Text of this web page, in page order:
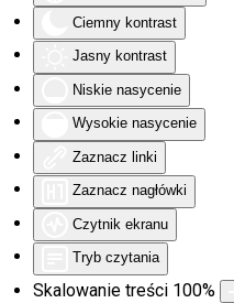
Ciemny kontrast
Jasny kontrast
Niskie nasycenie
Wysokie nasycenie
Zaznacz linki
Zaznacz nagłówki
Czytnik ekranu
Tryb czytania
Skalowanie treści 100%